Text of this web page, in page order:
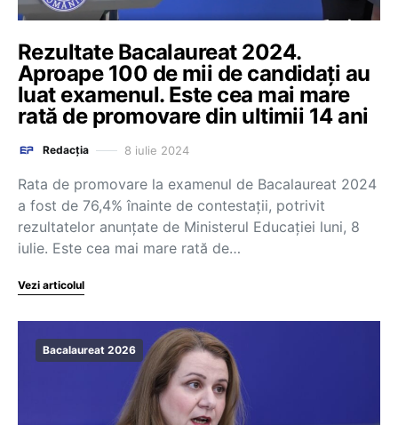
Rezultate Bacalaureat 2024.
Aproape 100 de mii de candidați au
luat examenul. Este cea mai mare
rată de promovare din ultimii 14 ani
Redacția 8 iulie 2024
Rata de promovare la examenul de Bacalaureat 2024
a fost de 76,4% înainte de contestații, potrivit
rezultatelor anunțate de Ministerul Educației luni, 8
iulie. Este cea mai mare rată de…
Vezi articolul
Bacalaureat 2026